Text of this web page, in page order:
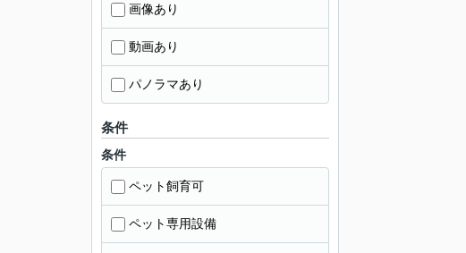
画像あり
動画あり
パノラマあり
条件
条件
ペット飼育可
ペット専用設備